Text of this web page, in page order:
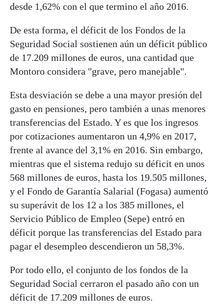
desde 1,62% con el que termino el año 2016.
De esta forma, el déficit de los Fondos de la
Seguridad Social sostienen aún un déficit público
de 17.209 millones de euros, una cantidad que
Montoro considera "grave, pero manejable".
Esta desviación se debe a una mayor presión del
gasto en pensiones, pero también a unas menores
transferencias del Estado. Y es que los ingresos
por cotizaciones aumentaron un 4,9% en 2017,
frente al avance del 3,1% en 2016. Sin embargo,
mientras que el sistema redujo su déficit en unos
568 millones de euros, hasta los 19.505 millones,
y el Fondo de Garantía Salarial (Fogasa) aumentó
su superávit de los 12 a los 385 millones, el
Servicio Público de Empleo (Sepe) entró en
déficit porque las transferencias del Estado para
pagar el desempleo descendieron un 58,3%.
Por todo ello, el conjunto de los fondos de la
Seguridad Social cerraron el pasado año con un
déficit de 17.209 millones de euros.